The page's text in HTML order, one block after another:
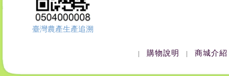
臺灣農產生產追溯
購物說明 商城介紹